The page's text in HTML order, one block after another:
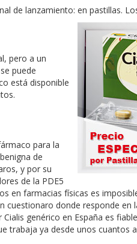
de lanzamiento: en pastillas.
pero a un
puede
está disponible
para la
de
y por su
de la PDE5
en farmacias físicas es
cuestionaro donde responde en
genérico en España es
trabaja ya desde unos cuantos